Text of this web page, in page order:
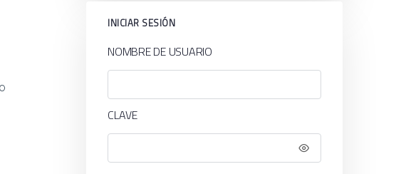
INICIAR SESIÓN
NOMBRE DE USUARIO
CLAVE